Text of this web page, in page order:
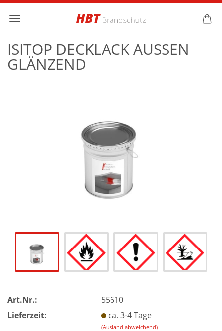
ISITOP DECKLACK AUSSEN G
LÄNZEND
Art.Nr.:
55610
Lieferzeit:
ca. 3-4 Tage
(Ausland abweichend)